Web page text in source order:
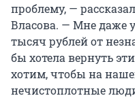
проблему, —
Власова. — Мне даже
тысяч рублей от
бы хотела вернуть
хотим, чтобы на
нечистоплотные